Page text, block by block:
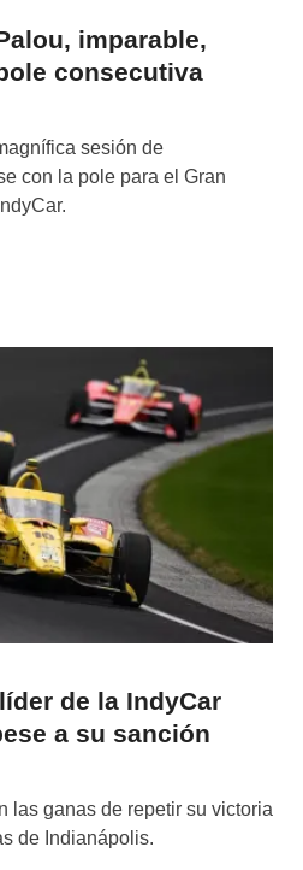
imparable,
consecutiva
sesión de
con la pole para el Gran
de la IndyCar
a su sanción
las ganas de repetir su victoria
de Indianápolis.